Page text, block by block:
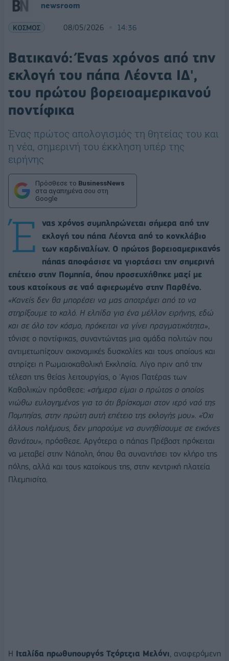
newsroom
ΚΟΣΜΟΣ 08/05/2026 14:36
Βατικανό: Ένας χρόνος από την
εκλογή του πάπα Λέοντα ΙΔ',
του πρώτου βορειοαμερικανού
ποντίφικα
Ένας πρώτος απολογισμός τη θητείας του και
η νέα, σημερινή του έκκληση υπέρ της
ειρήνης
Πρόσθεσε το BusinessNews
στα αγαπημένα σου στη
Google
Έ
νας χρόνος συμπληρώνεται σήμερα από την
εκλογή του πάπα Λέοντα από το κονκλάβιο
των καρδιναλίων. Ο πρώτος βορειοαμερικανός
πάπας αποφάσισε να γιορτάσει την σημερινή
επέτειο στην Πομπηία, όπου προσευχήθηκε μαζί με
τους κατοίκους σε ναό αφιερωμένο στην Παρθένο.
«Κανείς δεν θα μπορέσει να μας αποτρέψει από το να
στηρίξουμε το καλό. Η ελπίδα για ένα μέλλον ειρήνης, εδώ
και σε όλο τον κόσμο, πρόκειται να γίνει πραγματικότητα»
τόνισε ο ποντίφικας, συναντώντας μια ομάδα πολιτών που
αντιμετωπίζουν οικονομικές δυσκολίες και τους οποίους και
στηρίζει η Ρωμαιοκαθολική Εκκλησία. Λίγο πριν από την
τέλεση της θείας λειτουργίας, ο 'Αγιος Πατέρας των
Καθολικών πρόσθεσε: «σήμερα είμαι ο πρώτος ο οποίος
νιώθω ευλογημένος για το ότι βρίσκομαι στον ιερό ναό της
Πομπηίας, στην πρώτη αυτή επέτειο της εκλογής μου». «Όχι
άλλους πολέμους, δεν μπορούμε να συνηθίσουμε σε εικόνες
θανάτου», πρόσθεσε. Αργότερα ο πάπας Πρέβοστ πρόκειται
να μεταβεί στην Νάπολη, όπου θα συναντήσει τον κλήρο της
πόλης, αλλά και τους κατοίκους της, στην κεντρική πλατεία
Πλεμπισίτο.
Η Ιταλίδα πρωθυπουργός Τζόρτζια Μελόνι, αναφερόμενη